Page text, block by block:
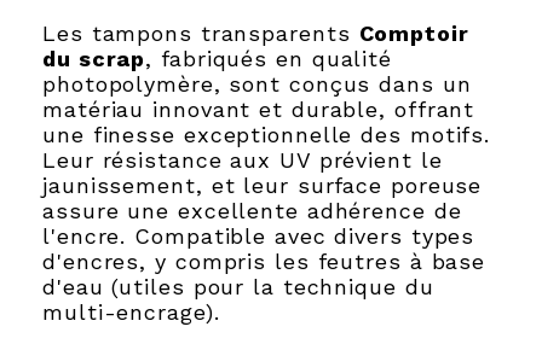
Les tampons transparents Comptoir
du scrap, fabriqués en qualité
photopolymère, sont conçus dans un
matériau innovant et durable, offrant
une finesse exceptionnelle des motifs.
Leur résistance aux UV prévient le
jaunissement, et leur surface poreuse
assure une excellente adhérence de
l'encre. Compatible avec divers types
d'encres, y compris les feutres à base
d'eau (utiles pour la technique du
multi-encrage).